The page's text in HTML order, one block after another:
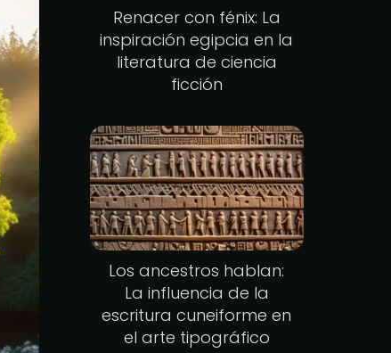
Renacer con fénix: La
inspiración egipcia en la
literatura de ciencia
ficción
Los ancestros hablan:
La influencia de la
escritura cuneiforme en
el arte tipográfico